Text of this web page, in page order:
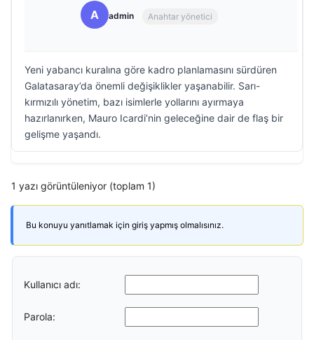
A admin Anahtar yönetici
Yeni yabancı kuralına göre kadro planlamasını sürdüren
Galatasaray’da önemli değişiklikler yaşanabilir. Sarı-
kırmızılı yönetim, bazı isimlerle yollarını ayırmaya
hazırlanırken, Mauro Icardi’nin geleceğine dair de flaş bir
gelişme yaşandı.
1 yazı görüntüleniyor (toplam 1)
Bu konuyu yanıtlamak için giriş yapmış olmalısınız.
Kullanıcı adı:
Parola: